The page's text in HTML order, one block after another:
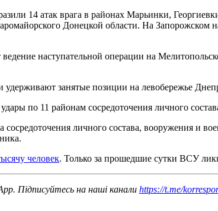
14 атак врага в районах Марьинки,
Донецкой области. На Запорожском
наступательной операции на
занятые позиции на левобережье
по 11 районам сосредоточения личного
личного состава, вооружения и
человек. Только за прошедшие сутки ВСУ
Підписуйтесь на наші канали https://t.me/